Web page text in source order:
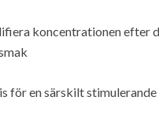
koncentrationen efter
för en särskilt